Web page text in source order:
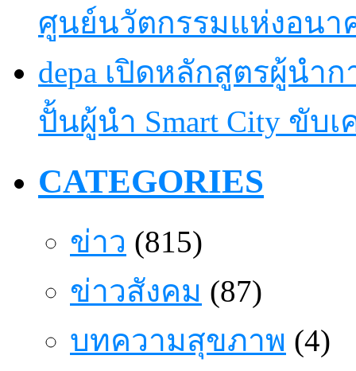
ศูนย์นวัตกรรมแห่งอนา
depa เปิดหลักสูตรผู้นำ
ปั้นผู้นำ Smart City ขับ
CATEGORIES
ข่าว (815)
ข่าวสังคม (87)
บทความสุขภาพ (4)